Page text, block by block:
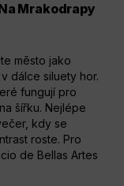
Mrakodrapy
město jako
dálce siluety hor.
fungují pro
šířku. Nejlépe
kdy se
roste. Pro
de Bellas Artes